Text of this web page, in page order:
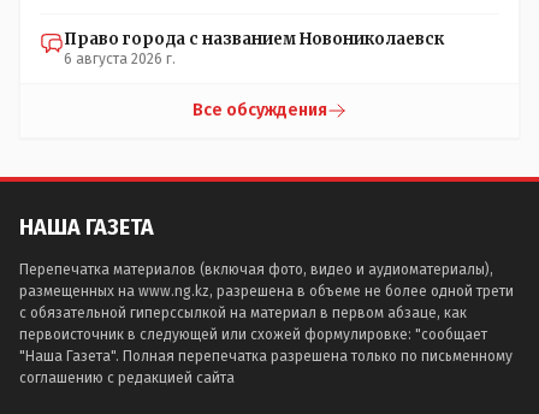
Право города с названием Новониколаевск
6 августа 2026 г.
Все обсуждения
НАША ГАЗЕТА
Перепечатка материалов (включая фото, видео и аудиоматериалы),
размещенных на www.ng.kz, разрешена в объеме не более одной трети
с обязательной гиперссылкой на материал в первом абзаце, как
первоисточник в следующей или схожей формулировке: "сообщает
"Наша Газета". Полная перепечатка разрешена только по письменному
соглашению с редакцией сайта